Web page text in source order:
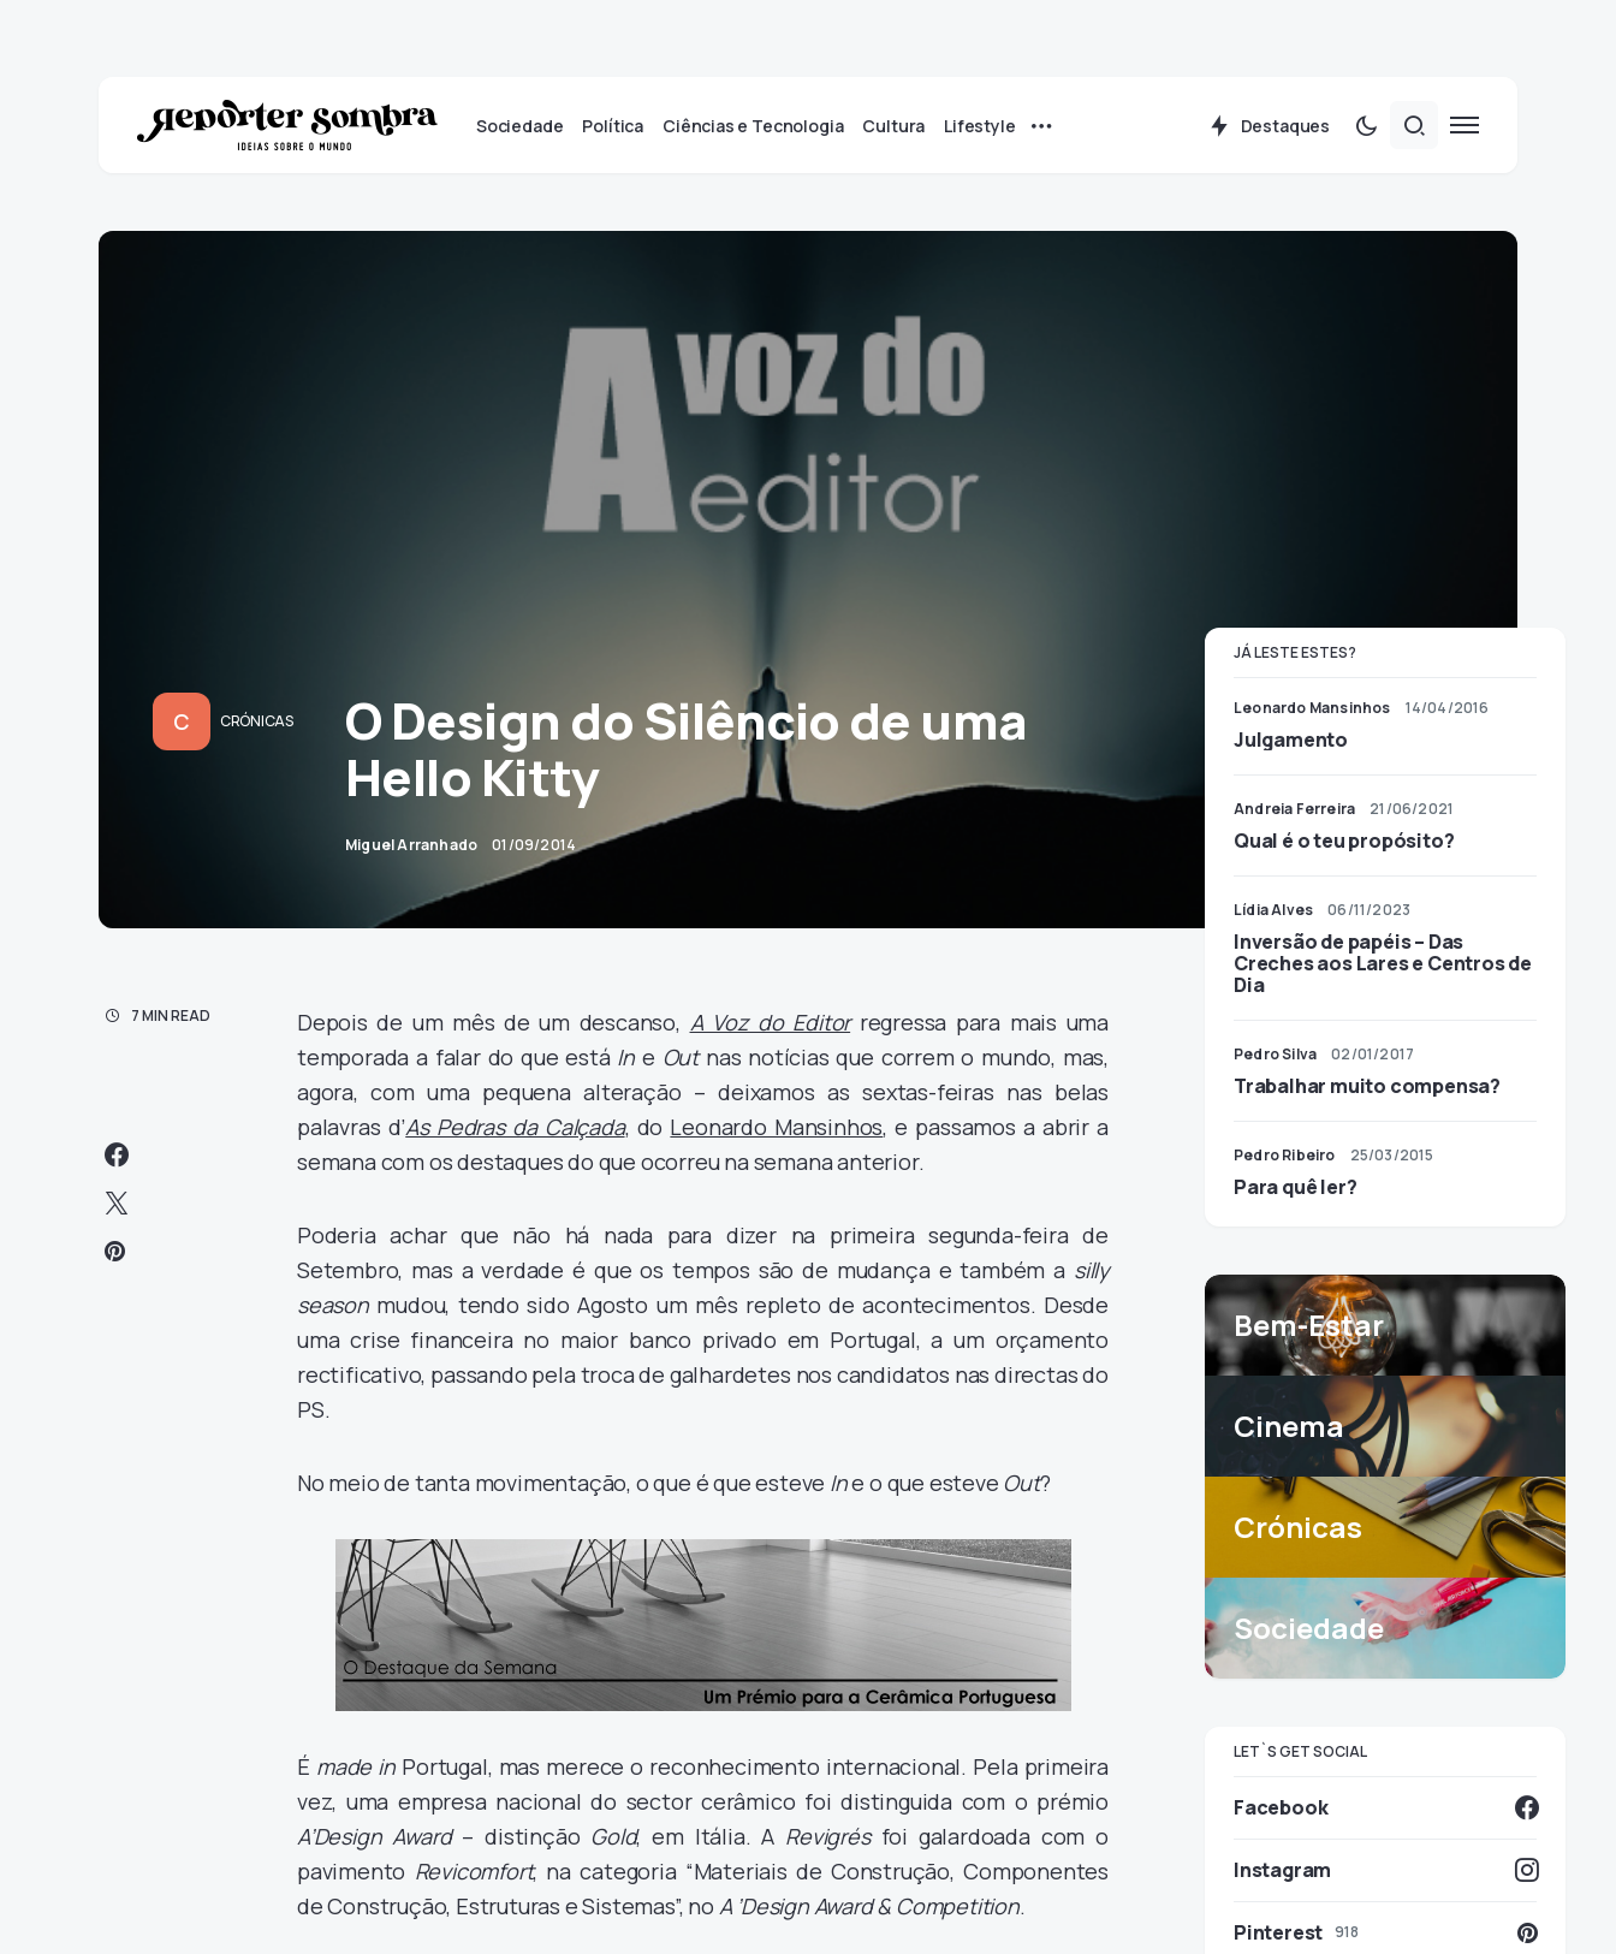
Sociedade Política Ciências e Tecnologia Cultura Lifestyle Destaques
C CRÓNICAS
O Design do Silêncio de uma
Hello Kitty
Miguel Arranhado 01/09/2014
7 MIN READ Depois de um mês de um descanso, A Voz do Editorregressa para mais uma
temporada a falar do que está In e Outnas notícias que correm o mundo, mas,
agora, com uma pequena alteração – deixamos as sextas-feiras nas belas
palavras d’As Pedras da Calçada, do Leonardo Mansinhos, e passamos a abrir a
semana com os destaques do que ocorreu na semana anterior.
Poderia achar que não há nada para dizer na primeira segunda-feira de
Setembro, mas a verdade é que os tempos são de mudança e também a silly
seasonmudou, tendo sido Agosto um mês repleto de acontecimentos. Desde
uma crise financeira no maior banco privado em Portugal, a um orçamento
rectificativo, passando pela troca de galhardetes nos candidatos nas directas do
PS.
No meio de tanta movimentação, o que é que esteve Ine o que esteve Out?
É made in Portugal, mas merece o reconhecimento internacional. Pela primeira
vez, uma empresa nacional do sector cerâmico foi distinguida com o prémio
A’Design Award– distinção Gold, em Itália. A Revigrésfoi galardoada com o
pavimento Revicomfort, na categoria “Materiais de Construção, Componentes
de Construção, Estruturas e Sistemas”, no A ’Design Award & Competition.
JÁ LESTE ESTES?
Leonardo Mansinhos 14/04/2016
Julgamento
Andreia Ferreira 21/06/2021
Qual é o teu propósito?
Lídia Alves 06/11/2023
Inversão de papéis – Das
Creches aos Lares e Centros de
Dia
Pedro Silva 02/01/2017
Trabalhar muito compensa?
Pedro Ribeiro 25/03/2015
Para quê ler?
Bem-Estar
Cinema
Crónicas
Sociedade
LET`S GET SOCIAL
Facebook
Instagram
Pinterest 918